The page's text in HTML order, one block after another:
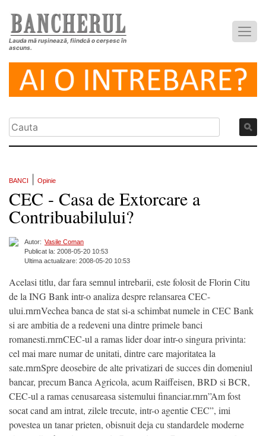
Lauda mă rușinează, fiindcă o cerșesc în
ascuns.
BANCI Opinie
CEC - Casa de Extorcare a
Contribuabilului?
Autor: Vasile Coman
Publicat la: 2008-05-20 10:53
Ultima actualizare: 2008-05-20 10:53
Acelasi titlu, dar fara semnul intrebarii, este folosit de Florin Citu
de la ING Bank intr-o analiza despre relansarea CEC-
ului.rnrnVechea banca de stat si-a schimbat numele in CEC Bank
si are ambitia de a redeveni una dintre primele banci
romanesti.rnrnCEC-ul a ramas lider doar intr-o singura privinta:
cel mai mare numar de unitati, dintre care majoritatea la
sate.rnrnSpre deosebire de alte privatizari de succes din domeniul
bancar, precum Banca Agricola, acum Raiffeisen, BRD si BCR,
CEC-ul a ramas cenusareasa sistemului financiar.rnrn”Am fost
socat cand am intrat, zilele trecute, intr-o agentie CEC”, imi
povestea un tanar prieten, obisnuit deja cu standardele moderne